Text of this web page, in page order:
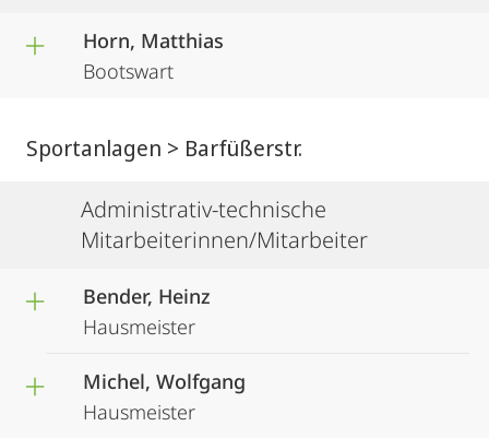
Horn, Matthias
Bootswart
Sportanlagen > Barfüßerstr.
Administrativ-technische
Mitarbeiterinnen/Mitarbeiter
Bender, Heinz
Hausmeister
Michel, Wolfgang
Hausmeister